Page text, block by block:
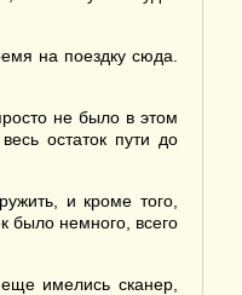
на поездку сюда.
не было в этом
остаток пути до
и кроме того,
было немного, всего
имелись сканер,